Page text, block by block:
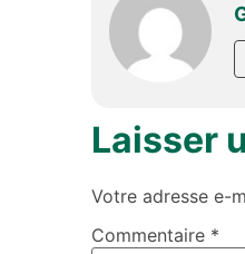
Laisser
Votre adresse e-
Commentaire *